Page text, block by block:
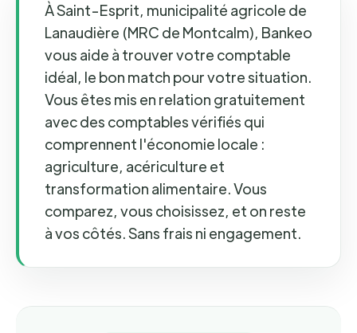
À Saint-Esprit, municipalité agricole de
Lanaudière (MRC de Montcalm), Bankeo
vous aide à trouver votre comptable
idéal, le bon match pour votre situation.
Vous êtes mis en relation gratuitement
avec des comptables vérifiés qui
comprennent l'économie locale :
agriculture, acériculture et
transformation alimentaire. Vous
comparez, vous choisissez, et on reste
à vos côtés. Sans frais ni engagement.